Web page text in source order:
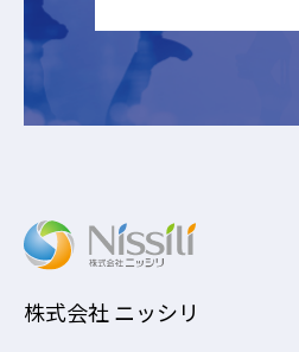
株式会社 ニッシリ